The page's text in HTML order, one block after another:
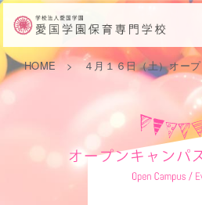
HOME ４月１６日（土）オー